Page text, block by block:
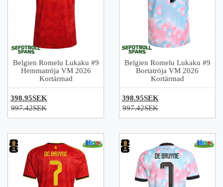
Belgien Romelu Lukaku #9
Hemmatröja VM 2026
Kortärmad
398.95SEK
997.42SEK
Belgien Romelu Lukaku #9
Bortatröja VM 2026
Kortärmad
398.95SEK
997.42SEK